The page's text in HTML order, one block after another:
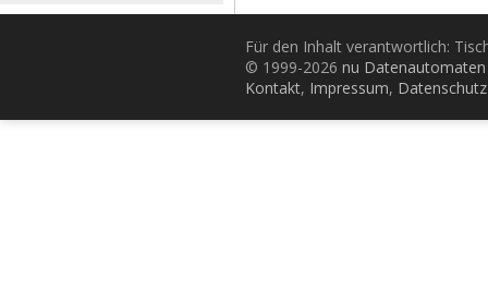
Für den Inhalt verantwortlich:
© 1999-2026 nu
Kontakt, Impressum, Datenschutz